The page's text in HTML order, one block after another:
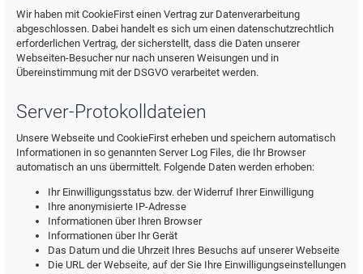
Wir haben mit CookieFirst einen Vertrag zur Datenverarbeitung
abgeschlossen. Dabei handelt es sich um einen datenschutzrechtlich
erforderlichen Vertrag, der sicherstellt, dass die Daten unserer
Webseiten-Besucher nur nach unseren Weisungen und in
Übereinstimmung mit der DSGVO verarbeitet werden.
Server-Protokolldateien
Unsere Webseite und CookieFirst erheben und speichern automatisch
Informationen in so genannten Server Log Files, die Ihr Browser
automatisch an uns übermittelt. Folgende Daten werden erhoben:
Ihr Einwilligungsstatus bzw. der Widerruf Ihrer Einwilligung
Ihre anonymisierte IP-Adresse
Informationen über Ihren Browser
Informationen über Ihr Gerät
Das Datum und die Uhrzeit Ihres Besuchs auf unserer Webseite
Die URL der Webseite, auf der Sie Ihre Einwilligungseinstellungen